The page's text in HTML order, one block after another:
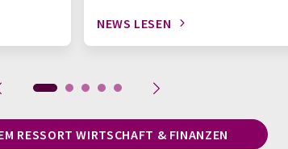
NEWS LESEN
RESSORT WIRTSCHAFT & FINANZEN